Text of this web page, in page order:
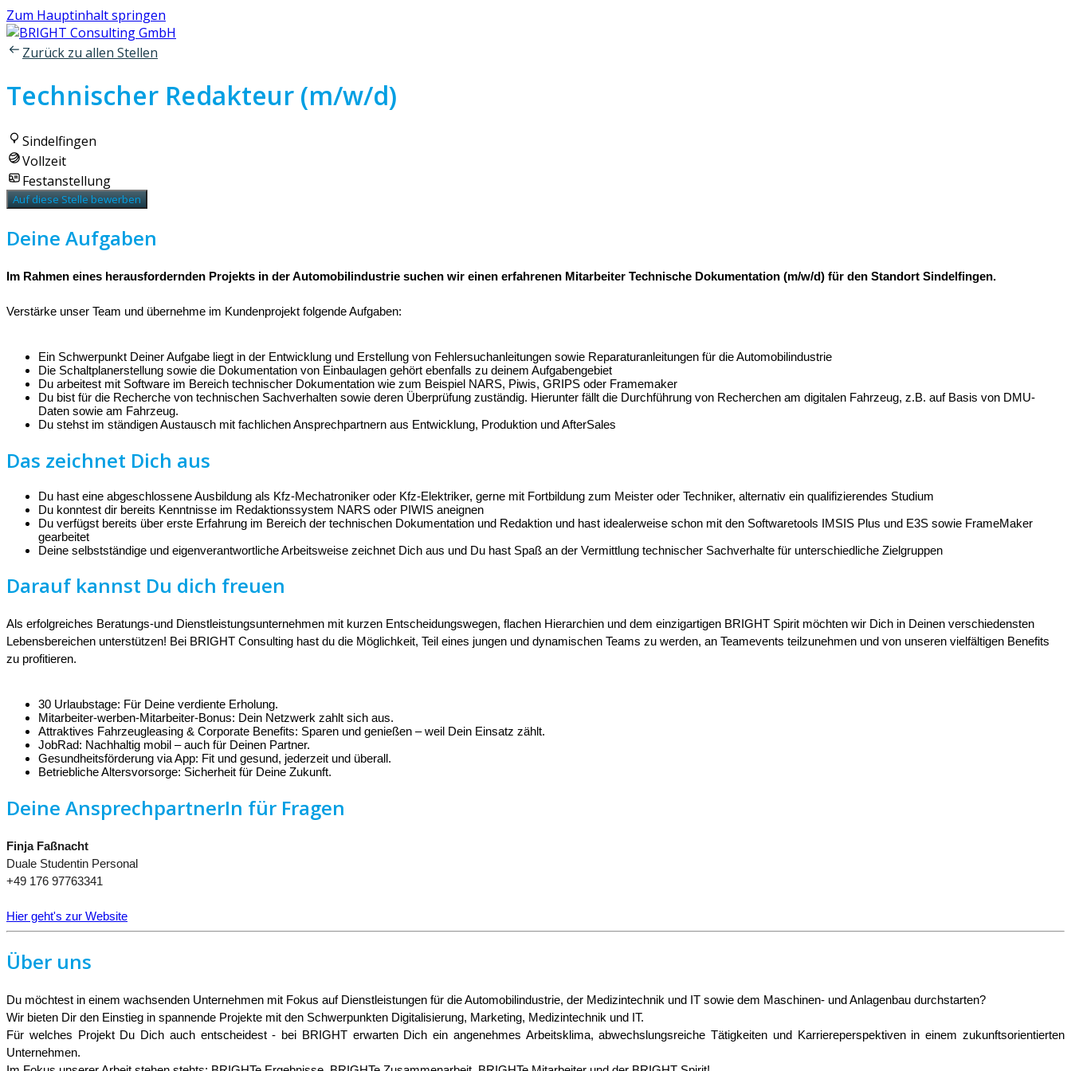
Zum Hauptinhalt springen
Zurück zu allen Stellen
Technischer Redakteur (m/w/d)
Sindelfingen
Vollzeit
Festanstellung
Auf diese Stelle bewerben
Deine Aufgaben
Im Rahmen eines herausfordernden Projekts in der Automobilindustrie suchen wir einen erfahrenen Mitarbeiter Technische Dokumentation (m/w/d) für den Standort Sindelfingen.
Verstärke unser Team und übernehme im Kundenprojekt folgende Aufgaben:
Ein Schwerpunkt Deiner Aufgabe liegt in der Entwicklung und Erstellung von Fehlersuchanleitungen sowie Reparaturanleitungen für die Automobilindustrie
Die Schaltplanerstellung sowie die Dokumentation von Einbaulagen gehört ebenfalls zu deinem Aufgabengebiet
Du arbeitest mit Software im Bereich technischer Dokumentation wie zum Beispiel NARS, Piwis, GRIPS oder Framemaker
Du bist für die Recherche von technischen Sachverhalten sowie deren Überprüfung zuständig. Hierunter fällt die Durchführung von Recherchen am digitalen Fahrzeug, z.B. auf Basis von DMU-
Daten sowie am Fahrzeug.
Du stehst im ständigen Austausch mit fachlichen Ansprechpartnern aus Entwicklung, Produktion und AfterSales
Das zeichnet Dich aus
Du hast eine abgeschlossene Ausbildung als Kfz-Mechatroniker oder Kfz-Elektriker, gerne mit Fortbildung zum Meister oder Techniker, alternativ ein qualifizierendes Studium
Du konntest dir bereits Kenntnisse im Redaktionssystem NARS oder PIWIS aneignen
Du verfügst bereits über erste Erfahrung im Bereich der technischen Dokumentation und Redaktion und hast idealerweise schon mit den Softwaretools IMSIS Plus und E3S sowie FrameMaker
gearbeitet
Deine selbstständige und eigenverantwortliche Arbeitsweise zeichnet Dich aus und Du hast Spaß an der Vermittlung technischer Sachverhalte für unterschiedliche Zielgruppen
Darauf kannst Du dich freuen
Als erfolgreiches Beratungs-und Dienstleistungsunternehmen mit kurzen Entscheidungswegen, flachen Hierarchien und dem einzigartigen BRIGHT Spirit möchten wir Dich in Deinen verschiedensten
Lebensbereichen unterstützen! Bei BRIGHT Consulting hast du die Möglichkeit, Teil eines jungen und dynamischen Teams zu werden, an Teamevents teilzunehmen und von unseren vielfältigen Benefits
zu profitieren.
30 Urlaubstage: Für Deine verdiente Erholung.
Mitarbeiter-werben-Mitarbeiter-Bonus: Dein Netzwerk zahlt sich aus.
Attraktives Fahrzeugleasing & Corporate Benefits: Sparen und genießen – weil Dein Einsatz zählt.
JobRad: Nachhaltig mobil – auch für Deinen Partner.
Gesundheitsförderung via App: Fit und gesund, jederzeit und überall.
Betriebliche Altersvorsorge: Sicherheit für Deine Zukunft.
Deine AnsprechpartnerIn für Fragen
Finja Faßnacht
Duale Studentin Personal
+49 176 97763341
Hier geht's zur Website
Über uns
Du möchtest in einem wachsenden Unternehmen mit Fokus auf Dienstleistungen für die Automobilindustrie, der Medizintechnik und IT sowie dem Maschinen- und Anlagenbau durchstarten?
Wir bieten Dir den Einstieg in spannende Projekte mit den Schwerpunkten Digitalisierung, Marketing, Medizintechnik und IT.
Für welches Projekt Du Dich auch entscheidest - bei BRIGHT erwarten Dich ein angenehmes Arbeitsklima, abwechslungsreiche Tätigkeiten und Karriereperspektiven in einem zukunftsorientierten
Unternehmen.